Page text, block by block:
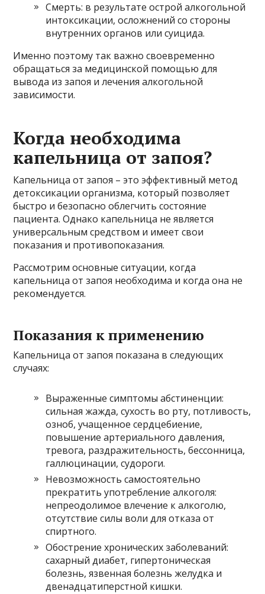
Смерть: в результате острой алкогольной
интоксикации, осложнений со стороны
внутренних органов или суицида.
Именно поэтому так важно своевременно
обращаться за медицинской помощью для
вывода из запоя и лечения алкогольной
зависимости.
Когда необходима
капельница от запоя?
Капельница от запоя – это эффективный метод
детоксикации организма, который позволяет
быстро и безопасно облегчить состояние
пациента. Однако капельница не является
универсальным средством и имеет свои
показания и противопоказания.
Рассмотрим основные ситуации, когда
капельница от запоя необходима и когда она не
рекомендуется.
Показания к применению
Капельница от запоя показана в следующих
случаях:
Выраженные симптомы абстиненции:
сильная жажда, сухость во рту, потливость,
озноб, учащенное сердцебиение,
повышение артериального давления,
тревога, раздражительность, бессонница,
галлюцинации, судороги.
Невозможность самостоятельно
прекратить употребление алкоголя:
непреодолимое влечение к алкоголю,
отсутствие силы воли для отказа от
спиртного.
Обострение хронических заболеваний:
сахарный диабет, гипертоническая
болезнь, язвенная болезнь желудка и
двенадцатиперстной кишки.